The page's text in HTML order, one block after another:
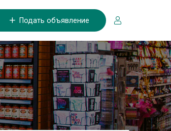
Подать объявление